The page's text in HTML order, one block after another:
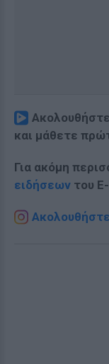
και μάθετε
Για ακόμη
ειδήσεων του